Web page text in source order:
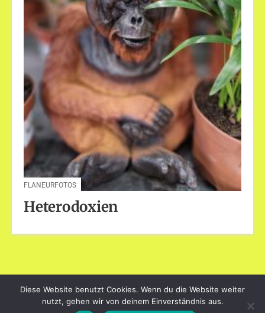
FLANEURFOTOS
Heterodoxien
dayart.de
Stolz präsentiert von WordPress|Theme: Loose von
Diese Website benutzt Cookies. Wenn du die Website weiter
nutzt, gehen wir von deinem Einverständnis aus.